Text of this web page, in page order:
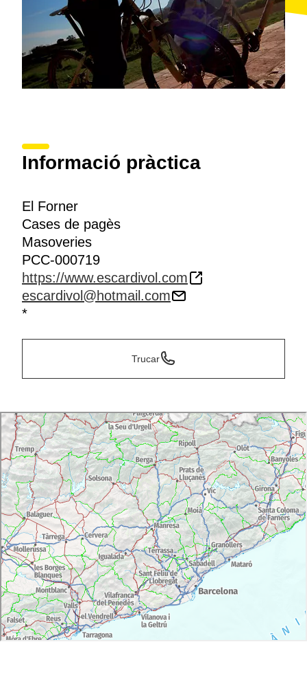
Informació pràctica
El Forner
Cases de pagès
Masoveries
PCC-000719
https://www.escardivol.com
escardivol@hotmail.com
*
Trucar